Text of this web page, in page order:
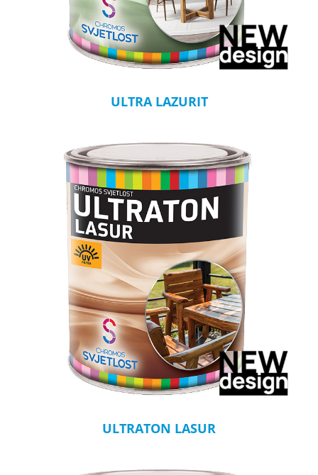
ULTRA LAZURIT
ULTRATON LASUR